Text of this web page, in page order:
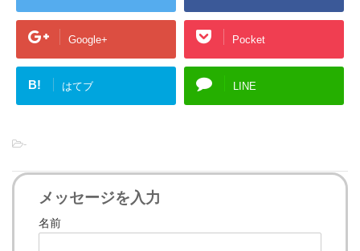
Google+ Pocket
B! はてブ LINE
-
メッセージを入力
名前